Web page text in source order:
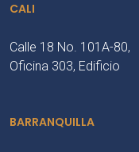
CALI
Calle 18 No. 101A-80,
Oficina 303, Edificio
BARRANQUILLA